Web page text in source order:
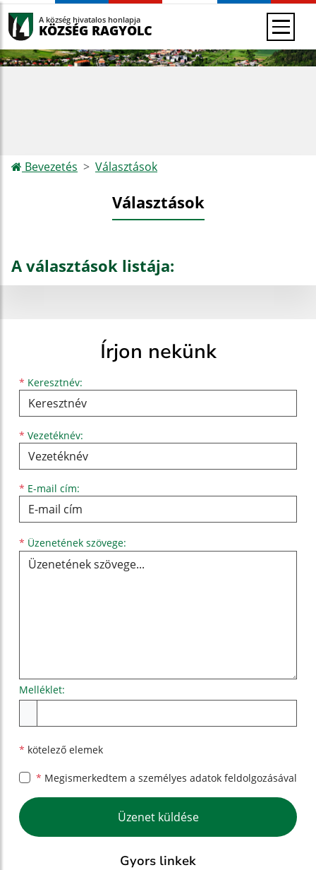
A község hivatalos honlapja
KÖZSÉG RAGYOLC
Bevezetés Választások
Választások
A választások listája:
Írjon nekünk
* Keresztnév:
Keresztnév
* Vezetéknév:
Vezetéknév
* E-mail cím:
E-mail cím
* Üzenetének szövege:
Melléklet:
* kötelező elemek
* Megismerkedtem a személyes adatok feldolgozásával
Google reCaptcha Response
Üzenet küldése
Gyors linkek